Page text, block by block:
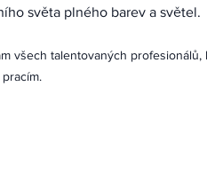
světa plného barev a světel.
všech talentovaných